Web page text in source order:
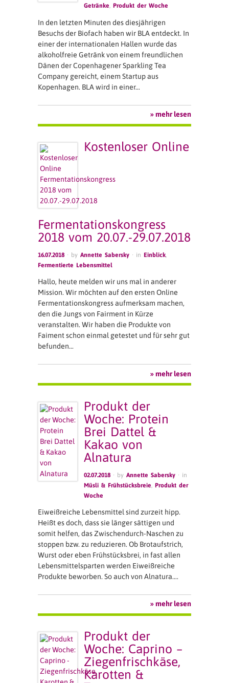
Getränke,Produkt der Woche
In den letzten Minuten des diesjährigen
Besuchs der Biofach haben wir BLA entdeckt. In
einer der internationalen Hallen wurde das
alkoholfreie Getränk von einem freundlichen
Dänen der Copenhagener Sparkling Tea
Company gereicht, einem Startup aus
Kopenhagen. BLA wird in einer…
» mehr lesen
Kostenloser Online
Fermentationskongress
2018 vom 20.07.-29.07.2018
16.07.2018 · by Annette Sabersky · in Einblick,
Fermentierte Lebensmittel
Hallo, heute melden wir uns mal in anderer
Mission. Wir möchten auf den ersten Online
Fermentationskongress aufmerksam machen,
den die Jungs von Fairment in Kürze
veranstalten. Wir haben die Produkte von
Faiment schon einmal getestet und für sehr gut
befunden…
» mehr lesen
Produkt der
Woche: Protein
Brei Dattel &
Kakao von
Alnatura
02.07.2018 · byAnnette Sabersky · in
Müsli & Frühstücksbreie ,Produkt der
Woche
Eiweißreiche Lebensmittel sind zurzeit hipp.
Heißt es doch, dass sie länger sättigen und
somit helfen, das Zwischendurch-Naschen zu
stoppen bzw. zu reduzieren. Ob Brotaufstrich,
Wurst oder eben Frühstücksbrei, in fast allen
Lebensmittelsparten werden Eiweißreiche
Produkte beworben. So auch von Alnatura….
» mehr lesen
Produkt der
Woche: Caprino –
Ziegenfrischkäse,
Karotten &